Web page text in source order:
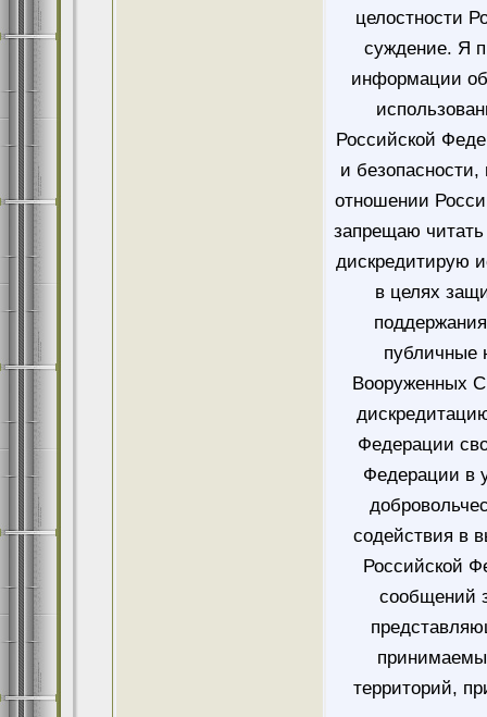
целостности
суждение. Я
информации
Российской
и безопасности,
отношении
запрещаю читать
дискредитирую
в целях
публичные
Вооруженных
Федерации
Федерации в
содействия в
Российской
сообщений
территорий,